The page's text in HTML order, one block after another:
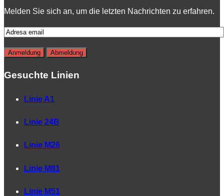
Melden Sie sich an, um die letzten Nachrichten zu erfahren.
Gesuchte Linien
Linie A1
Linie 24B
Linie M26
Linie M81
Linie M51